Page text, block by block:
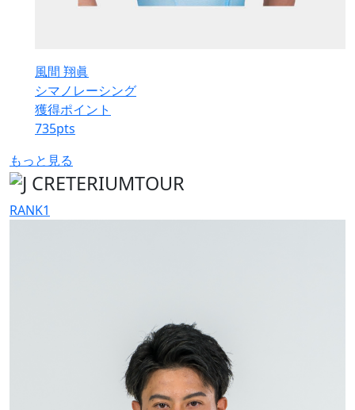
風間 翔眞
シマノレーシング
獲得ポイント
735pts
もっと見る
RANK1